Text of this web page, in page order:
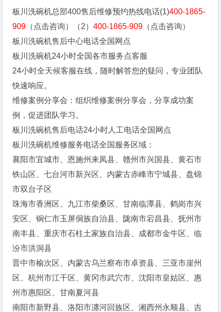
板川洗碗机总部400售后维修预约热线电话(1)400-1865-
909 （点击咨询）（2）400-1865-909 （点击咨询）
板川洗碗机售后中心电话全国网点
板川洗碗机24小时全国各市服务点客服
24小时全天候客服在线，随时解答您的疑问，专业团队
快速响应。
维修案例分享会：组织维修案例分享会，分享成功案
例，促进团队学习。
板川洗碗机售后电话24小时人工电话全国网点
板川洗碗机维修服务电话全国服务区域：
襄阳市宜城市、恩施州来凤县、赣州市兴国县、黄石市
铁山区、七台河市新兴区、内蒙古赤峰市宁城县、盘锦
市双台子区
珠海市香洲区、九江市柴桑区、甘南临潭县、鹤岗市兴
安区、铜仁市玉屏侗族自治县、陇南市宕昌县、抚州市
南丰县、重庆市石柱土家族自治县、成都市金牛区、临
汾市洪洞县
晋中市榆次区、内蒙古乌兰察布市卓资县、三亚市崖州
区、杭州市江干区、黄冈市武穴市、沈阳市皇姑区、惠
州市惠阳区、甘南夏河县
南阳市新野县、洛阳市瀍河回族区、湘西州永顺县、吉